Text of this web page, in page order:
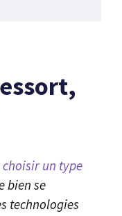
choisir un type
bien se
technologies